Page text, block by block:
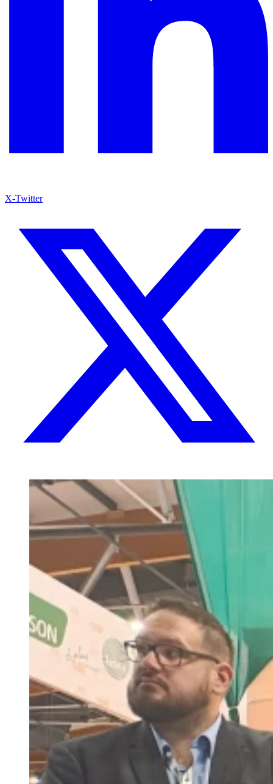
X-Twitter